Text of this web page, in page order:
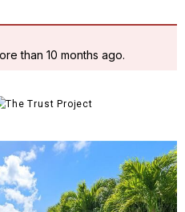
than 10 months ago.